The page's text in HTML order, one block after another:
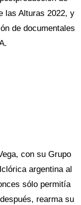
las Alturas 2022, y
de documentales
con su Grupo
argentina al
sólo permitía
rearma su